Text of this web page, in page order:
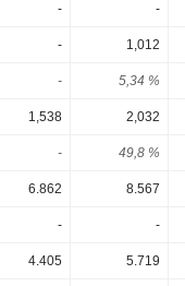
- -
- 1,012
- 5,34 %
1,538 2,032
- 49,8 %
6.862 8.567
- -
4.405 5.719